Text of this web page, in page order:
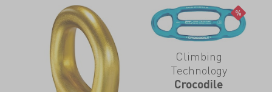
Climbing
Technology
Crocodile